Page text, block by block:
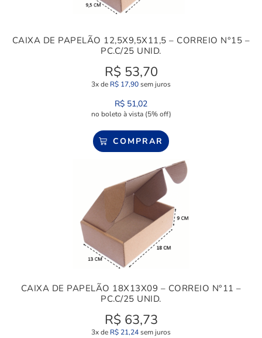
CAIXA DE PAPELÃO 12,5X9,5X11,5 – CORREIO N°15 –
PC.C/25 UNID.
R$ 53,70
3x de R$ 17,90sem juros
R$ 51,02
no boleto à vista (5% off)
COMPRAR
CAIXA DE PAPELÃO 18X13X09 – CORREIO N°11 –
PC.C/25 UNID.
R$ 63,73
3x de R$ 21,24sem juros